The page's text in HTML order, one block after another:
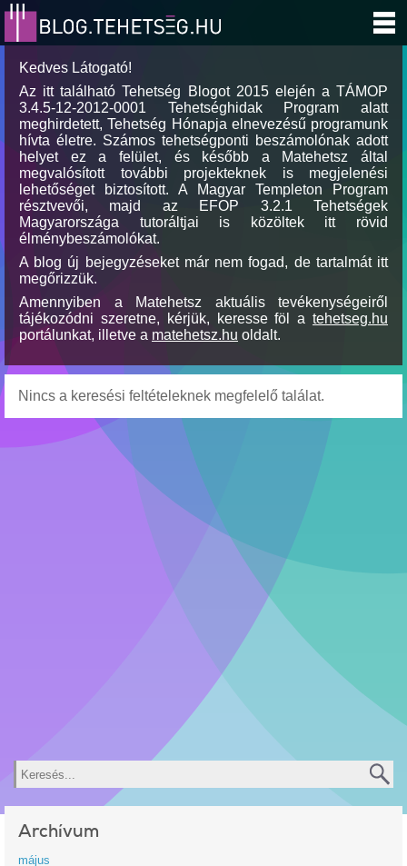
Kedves Látogató!
Az itt található Tehetség Blogot 2015 elején a TÁMOP
3.4.5-12-2012-0001 Tehetséghidak Program alatt
meghirdetett, Tehetség Hónapja elnevezésű programunk
hívta életre. Számos tehetségponti beszámolónak adott
helyet ez a felület, és később a Matehetsz által
megvalósított további projekteknek is megjelenési
lehetőséget biztosított. A Magyar Templeton Program
résztvevői, majd az EFOP 3.2.1 Tehetségek
Magyarországa tutoráltjai is közöltek itt rövid
élménybeszámolókat.
A blog új bejegyzéseket már nem fogad, de tartalmát itt
megőrizzük.
Amennyiben a Matehetsz aktuális tevékenységeiről
tájékozódni szeretne, kérjük, keresse föl a tehetseg.hu
portálunkat, illetve a matehetsz.hu oldalt.
Nincs a keresési feltételeknek megfelelő találat.
Keresés
Archívum
május